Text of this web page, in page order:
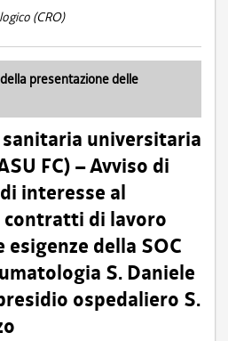
(CRO)
presentazione delle
universitaria
FC) – Avviso di
interesse al
di lavoro
della SOC
S. Daniele
ospedaliero S.